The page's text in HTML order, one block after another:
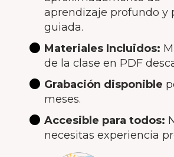
aprendizaje profundo y
guiada.
Materiales Incluidos:
de la clase en PDF
Grabación disponible
meses.
Accesible para todos:
necesitas experiencia